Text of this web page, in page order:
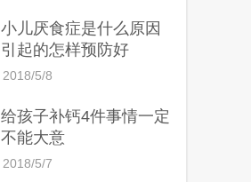
小儿厌食症是什么原因
引起的怎样预防好
2018/5/8
给孩子补钙4件事情一定
不能大意
2018/5/7